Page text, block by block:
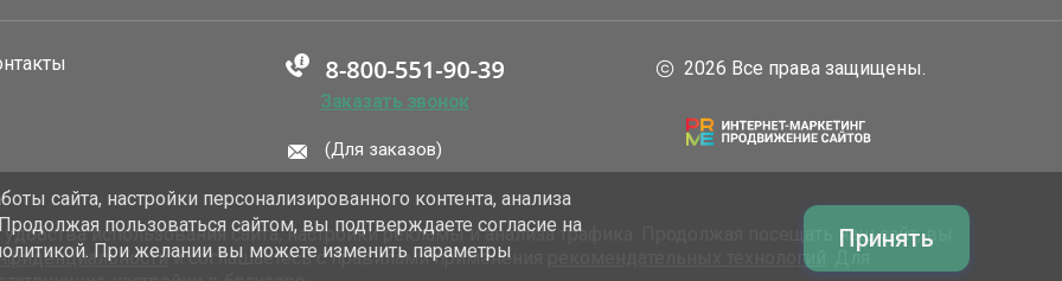
Заказать звонок
(Для заказов)
2026 Все права защищены.
использования сайта, настройки рекламы и анализа трафика. Продолжая посещать наш сайт, вы
и соглашаетесь с правилами применения рекомендательных технологий
. Для
сайта, настройки персонализированного контента, анализа
пользоваться сайтом, вы подтверждаете согласие на
При желании вы можете изменить параметры
Принять